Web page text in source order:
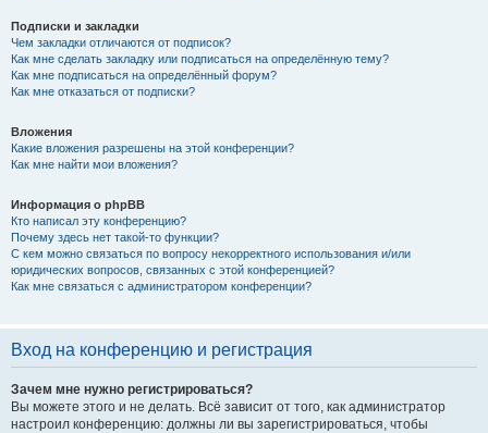
Подписки и закладки
Чем закладки отличаются от подписок?
Как мне сделать закладку или подписаться на определённую тему?
Как мне подписаться на определённый форум?
Как мне отказаться от подписки?
Вложения
Какие вложения разрешены на этой конференции?
Как мне найти мои вложения?
Информация о phpBB
Кто написал эту конференцию?
Почему здесь нет такой-то функции?
С кем можно связаться по вопросу некорректного использования и/или
юридических вопросов, связанных с этой конференцией?
Как мне связаться с администратором конференции?
Вход на конференцию и регистрация
Зачем мне нужно регистрироваться?
Вы можете этого и не делать. Всё зависит от того, как администратор
настроил конференцию: должны ли вы зарегистрироваться, чтобы